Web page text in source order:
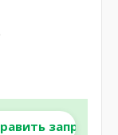
запрос